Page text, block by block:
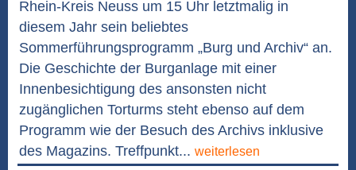
Rhein-Kreis Neuss um 15 Uhr letztmalig in
diesem Jahr sein beliebtes
Sommerführungsprogramm „Burg und Archiv“ an.
Die Geschichte der Burganlage mit einer
Innenbesichtigung des ansonsten nicht
zugänglichen Torturms steht ebenso auf dem
Programm wie der Besuch des Archivs inklusive
des Magazins. Treffpunkt... weiterlesen